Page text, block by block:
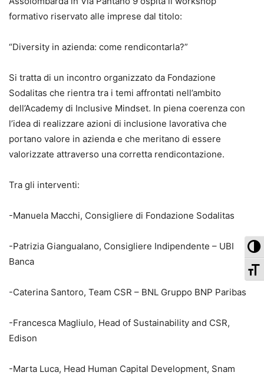
formativo riservato alle imprese dal titolo:
“Diversity in azienda: come rendicontarla?”
Si tratta di un incontro organizzato da Fondazione
Sodalitas che rientra tra i temi affrontati nell’ambito
dell’Academy di Inclusive Mindset. In piena coerenza con
l’idea di realizzare azioni di inclusione lavorativa che
portano valore in azienda e che meritano di essere
valorizzate attraverso una corretta rendicontazione.
Tra gli interventi:
-Manuela Macchi, Consigliere di Fondazione Sodalitas
-Patrizia Giangualano, Consigliere Indipendente – UBI
Banca
-Caterina Santoro, Team CSR – BNL Gruppo BNP Paribas
-Francesca Magliulo, Head of Sustainability and CSR,
Edison
-Marta Luca, Head Human Capital Development, Snam